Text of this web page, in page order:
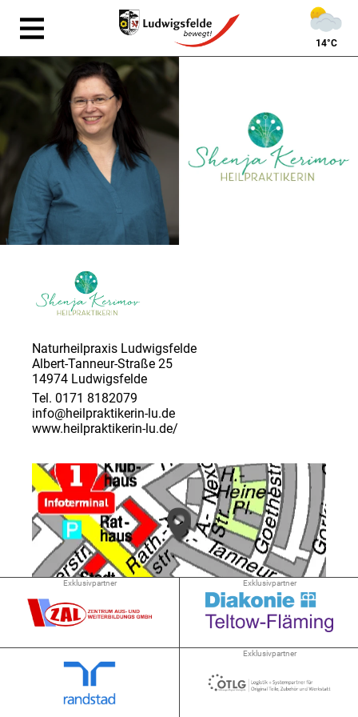
14°C
Naturheilpraxis Ludwigsfelde
Albert-Tanneur-Straße 25
14974 Ludwigsfelde
Tel. 0171 8182079
info@heilpraktikerin-lu.de
www.heilpraktikerin-lu.de/
➜ 0.2 km
Exklusivpartner Exklusivpartner
Exklusivpartner